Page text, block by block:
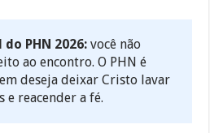
PHN 2026: você não
ao encontro. O PHN é
deseja deixar Cristo lavar
e reacender a fé.